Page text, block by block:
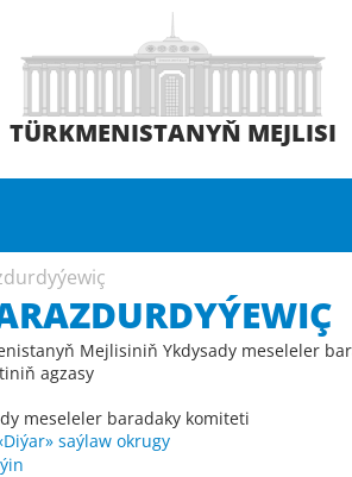
TÜRKMENISTANYŇ MEJLISI
Mejlisiniň Ykdysady meseleler
agzasy
meseleler baradaky komiteti
saýlaw okrugy